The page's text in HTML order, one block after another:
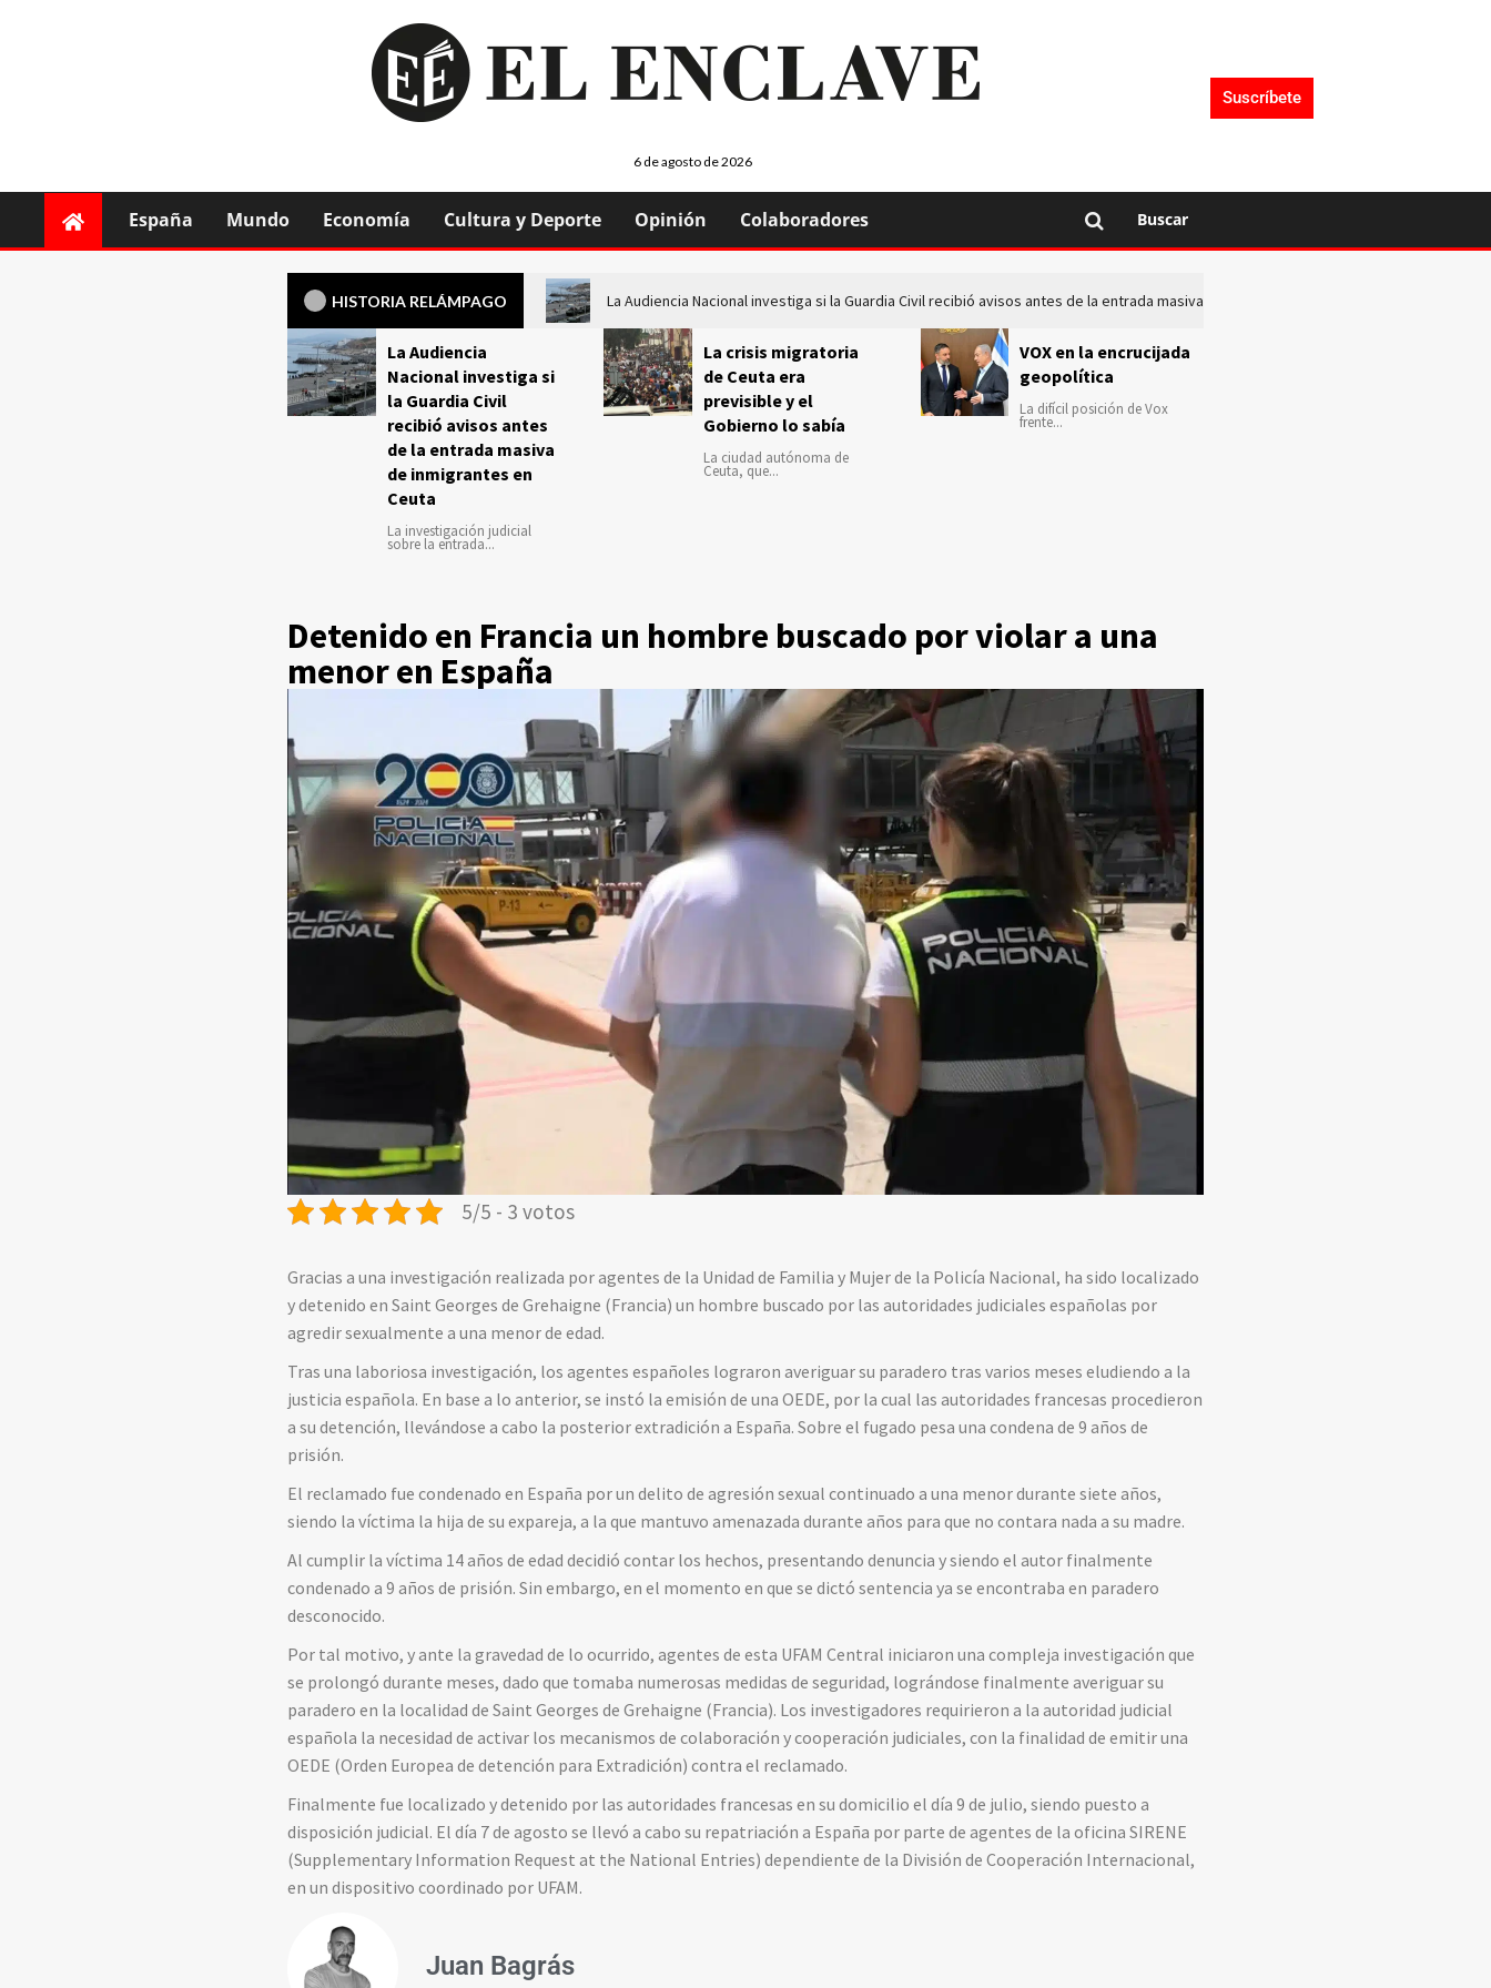
6 de agosto de 2026
Suscríbete
España Mundo Economía Cultura y Deporte Opinión Colaboradores Buscar
HISTORIA RELÁMPAGO La Audiencia Nacional investiga si la Guardia Civil recibió avisos antes de la entrada masiva de inmigrantes en Ceuta
La Audiencia
Nacional investiga si
la Guardia Civil
recibió avisos antes
de la entrada masiva
de inmigrantes en
Ceuta
La investigación judicial
sobre la entrada...
La crisis migratoria
de Ceuta era
previsible y el
Gobierno lo sabía
La ciudad autónoma de
Ceuta, que...
VOX en la encrucijada
geopolítica
La difícil posición de Vox
frente...
Detenido en Francia un hombre buscado por violar a una
menor en España
5/5 - 3 votos
Gracias a una investigación realizada por agentes de la Unidad de Familia y Mujer de la Policía Nacional, ha sido localizado
y detenido en Saint Georges de Grehaigne (Francia) un hombre buscado por las autoridades judiciales españolas por
agredir sexualmente a una menor de edad.
Tras una laboriosa investigación, los agentes españoles lograron averiguar su paradero tras varios meses eludiendo a la
justicia española. En base a lo anterior, se instó la emisión de una OEDE, por la cual las autoridades francesas procedieron
a su detención, llevándose a cabo la posterior extradición a España. Sobre el fugado pesa una condena de 9 años de
prisión.
El reclamado fue condenado en España por un delito de agresión sexual continuado a una menor durante siete años,
siendo la víctima la hija de su expareja, a la que mantuvo amenazada durante años para que no contara nada a su madre.
Al cumplir la víctima 14 años de edad decidió contar los hechos, presentando denuncia y siendo el autor finalmente
condenado a 9 años de prisión. Sin embargo, en el momento en que se dictó sentencia ya se encontraba en paradero
desconocido.
Por tal motivo, y ante la gravedad de lo ocurrido, agentes de esta UFAM Central iniciaron una compleja investigación que
se prolongó durante meses, dado que tomaba numerosas medidas de seguridad, lográndose finalmente averiguar su
paradero en la localidad de Saint Georges de Grehaigne (Francia). Los investigadores requirieron a la autoridad judicial
española la necesidad de activar los mecanismos de colaboración y cooperación judiciales, con la finalidad de emitir una
OEDE (Orden Europea de detención para Extradición) contra el reclamado.
Finalmente fue localizado y detenido por las autoridades francesas en su domicilio el día 9 de julio, siendo puesto a
disposición judicial. El día 7 de agosto se llevó a cabo su repatriación a España por parte de agentes de la oficina SIRENE
(Supplementary Information Request at the National Entries) dependiente de la División de Cooperación Internacional,
en un dispositivo coordinado por UFAM.
Juan Bagrás